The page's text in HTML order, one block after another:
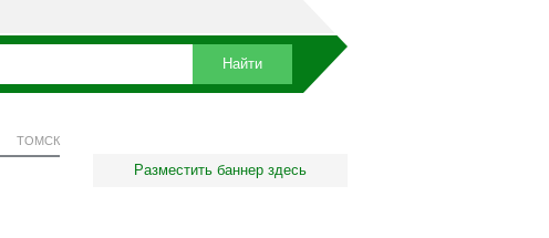
ТОМСК
Разместить баннер здесь